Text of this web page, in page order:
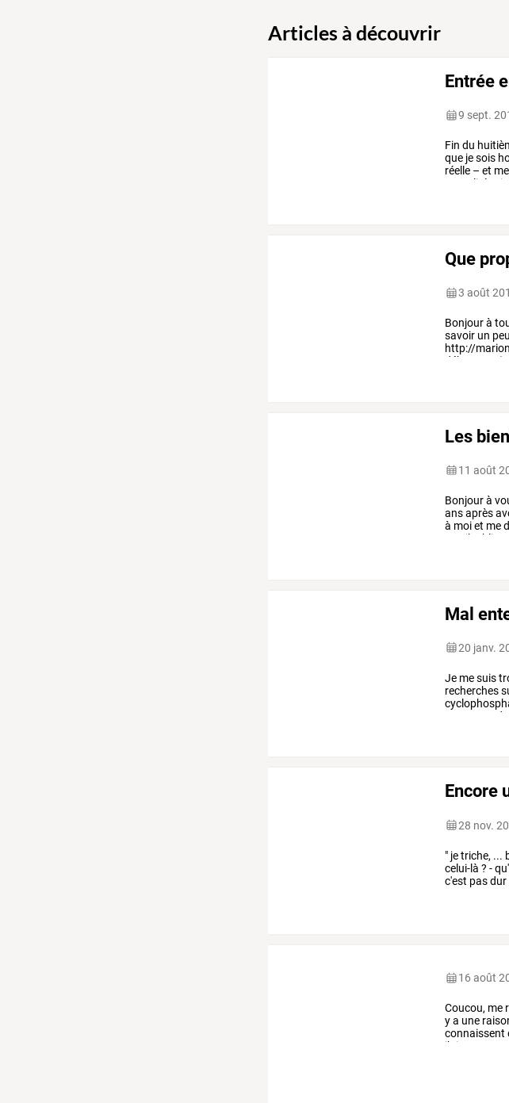
Articles à découvrir
Entrée
9 sept.
Fin du
que jesois
réelle – et me
actualité
Que
3 août
Bonjourà
savoir un peu
http://
débutante
(en
Les
11 août
Bonjourà
ansaprès
à moiet me
j’oublie
Mal
20 janv.
Je mesuis
recherches
Encore
28 nov.
" jetriche, ...
celui-là ? -
c'est pasdur
16 août
Coucou, me
ya une
connaissent
j’ai